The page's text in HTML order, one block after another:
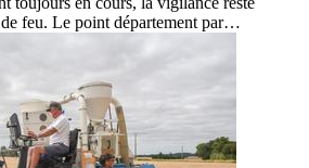
feu. Le point département par…